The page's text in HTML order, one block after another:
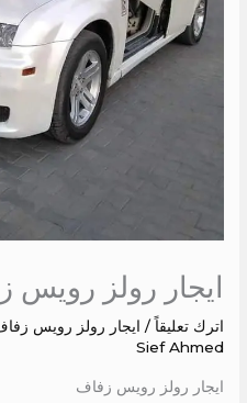
ايجار رولز رويس
اترك تعليقاً / ايجار رولز رويس
Sief Ahmed
ايجار رولز رويس زفاف